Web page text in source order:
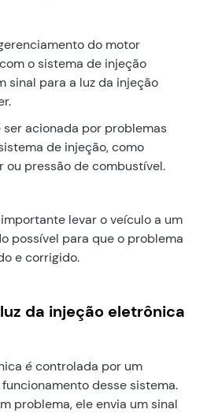
do motor
o sistema de injeção
sinal para a luz da injeção
ser acionada por problemas
de injeção, como
ou pressão de combustível.
levar o veículo a um
possível para que o problema
e corrigido.
da injeção eletrônica
é controlada por um
desse sistema.
problema, ele envia um sinal